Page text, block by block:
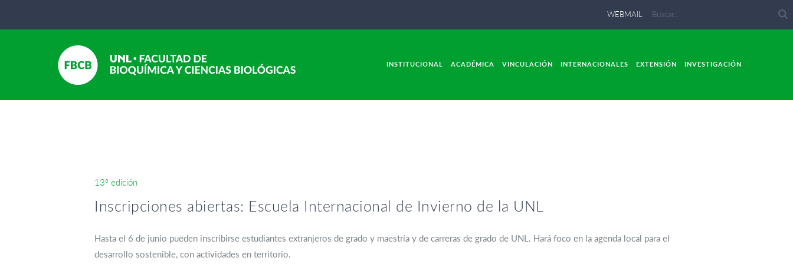
WEBMAIL
INSTITUCIONAL ACADÉMICA VINCULACIÓN INTERNACIONALES EXTENSIÓN INVESTIGACIÓN
13º edición
Inscripciones abiertas: Escuela Internacional de Invierno de la UNL
Hasta el 6 de junio pueden inscribirse estudiantes extranjeros de grado y maestría y de carreras de grado de UNL. Hará foco en la agenda local para el
desarrollo sostenible, con actividades en territorio.